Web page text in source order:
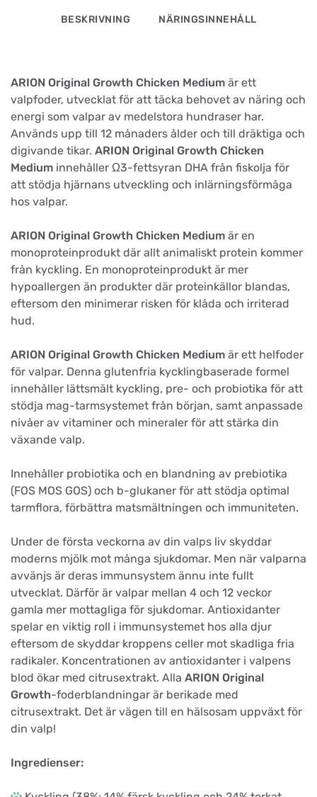
BESKRIVNING NÄRINGSINNEHÅLL
ARION Original Growth Chicken Medium är ett
valpfoder, utvecklat för att täcka behovet av näring och
energi som valpar av medelstora hundraser har.
Används upp till 12 månaders ålder och till dräktiga och
digivande tikar. ARION Original Growth Chicken
Medium innehåller Ω3-fettsyran DHA från fiskolja för
att stödja hjärnans utveckling och inlärningsförmåga
hos valpar.
ARION Original Growth Chicken Medium är en
monoproteinprodukt där allt animaliskt protein kommer
från kyckling. En monoproteinprodukt är mer
hypoallergen än produkter där proteinkällor blandas,
eftersom den minimerar risken för klåda och irriterad
hud.
ARION Original Growth Chicken Medium är ett helfoder
för valpar. Denna glutenfria kycklingbaserade formel
innehåller lättsmält kyckling, pre- och probiotika för att
stödja mag-tarmsystemet från början, samt anpassade
nivåer av vitaminer och mineraler för att stärka din
växande valp.
Innehåller probiotika och en blandning av prebiotika
(FOS MOS GOS) och b-glukaner för att stödja optimal
tarmflora, förbättra matsmältningen och immuniteten.
Under de första veckorna av din valps liv skyddar
moderns mjölk mot många sjukdomar. Men när valparna
avvänjs är deras immunsystem ännu inte fullt
utvecklat. Därför är valpar mellan 4 och 12 veckor
gamla mer mottagliga för sjukdomar. Antioxidanter
spelar en viktig roll i immunsystemet hos alla djur
eftersom de skyddar kroppens celler mot skadliga fria
radikaler. Koncentrationen av antioxidanter i valpens
blod ökar med citrusextrakt. Alla ARION Original
Growth-foderblandningar är berikade med
citrusextrakt. Det är vägen till en hälsosam uppväxt för
din valp!
Ingredienser: